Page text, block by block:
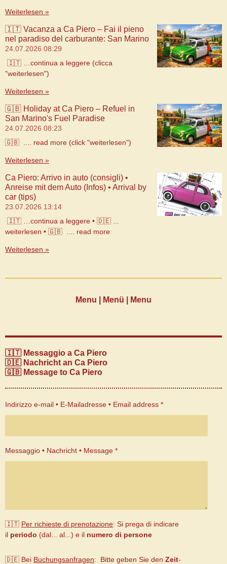
Weiterlesen »
🇮🇹 Vacanza a Ca Piero – Fai il pieno
nel paradiso del carburante: San Marino
24.07.2026 08:29
🇮🇹 …continua a leggere (clicca
"weiterlesen")
Weiterlesen »
🇬🇧 Holiday at Ca Piero – Refuel in
San Marino's Fuel Paradise
24.07.2026 08:23
🇬🇧 .... read more (click "weiterlesen")
Weiterlesen »
Ca Piero: Arrivo in auto (consigli) •
Anreise mit dem Auto (Infos) • Arrival by
car (tips)
23.07.2026 13:14
🇮🇹 …continua a leggere • 🇩🇪 ...
weiterlesen • 🇬🇧 .... read more
Weiterlesen »
Menu | Menü | Menu
🇮🇹 Messaggio a Ca Piero
🇩🇪 Nachricht an Ca Piero
🇬🇧 Message to Ca Piero
Indirizzo e-mail • E-Mailadresse • Email address *
Messaggio • Nachricht • Message *
🇮🇹 Per richieste di prenotazione: Si prega di indicare
il periodo (dal... al...) e il numero di persone
🇩🇪 Bei Buchungsanfragen: Bitte geben Sie den Zeit-